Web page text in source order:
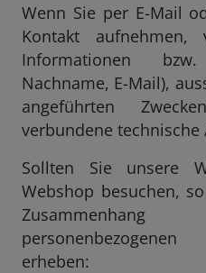
Wenn Sie per E-Mail
Kontakt aufnehmen,
Informationen
Nachname, E-Mail),
angeführten
verbundene
Sollten Sie unsere
Webshop besuchen,
erheben: